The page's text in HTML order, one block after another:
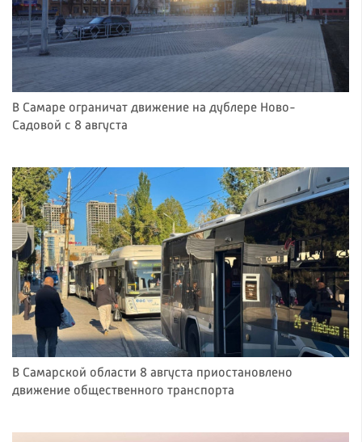
В Самаре ограничат движение на дублере Ново-
Садовой с 8 августа
В Самарской области 8 августа приостановлено
движение общественного транспорта